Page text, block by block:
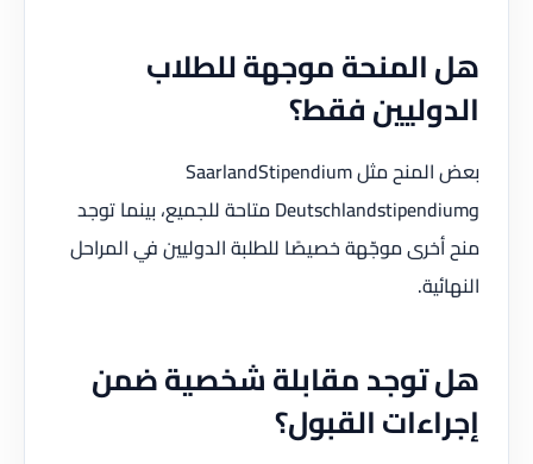
هل المنحة موجهة للطلاب
الدوليين فقط؟
بعض المنح مثل SaarlandStipendium
وDeutschlandstipendium متاحة للجميع، بينما توجد
منح أخرى موجّهة خصيصًا للطلبة الدوليين في المراحل
النهائية.
هل توجد مقابلة شخصية ضمن
إجراءات القبول؟